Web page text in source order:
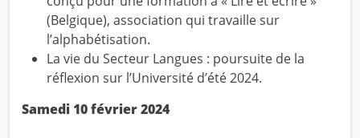
(Belgique), association qui travaille sur
l’alphabétisation.
La vie du Secteur Langues : poursuite de la
réflexion sur l’Université d’été 2024.
Samedi 10 février 2024